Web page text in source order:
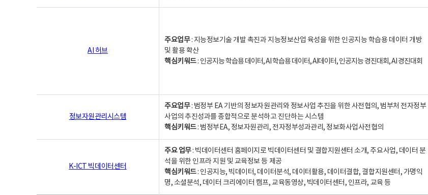
AI 허브
주요업무: 지능정보기술 개발 촉진과 지능정보산업 육성을 위한 인공지능 학습용 데이터 개방
및 활용 확산
핵심키워드: 인공지능 학습용 데이터, AI 학습용 데이터, AI데이터, 인공지능 경진대회, AI 경진대회
정보자원관리시스템
주요업무: 범정부 EA 기반의 정보자원관리와 정보사업 추진을 위한 사전협의, 범부처 전자정부
사업의 추진성과를 종합적으로 분석하고 진단하는 시스템
핵심키워드: 범정부EA, 정보자원관리, 전자정부성과관리, 정보화사업사전협의
K-ICT 빅데이터센터
주요 업무: 빅데이터센터 홈페이지로 빅데이터센터 및 결합지원센터 소개, 주요사업, 데이터 분
석을 위한 인프라 지원 및 교육정보 등 제공
핵심키워드: 인공지능, 빅데이터, 데이터분석, 데이터활용, 데이터결합, 결합지원센터, 가명익
명, 소셜분석, 데이터 크리에이터 캠프, 교육동영상, 빅데이터센터, 인프라, 교육 등